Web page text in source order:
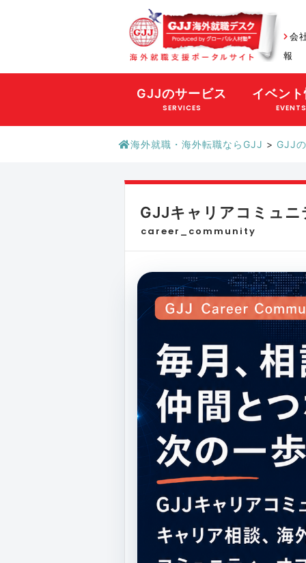
会
報
GJJのサービス
SERVICES
イベン
EVENTS
海外就職・海外転職ならGJJ > GJJ
GJJキャリアコミュニ
career_community